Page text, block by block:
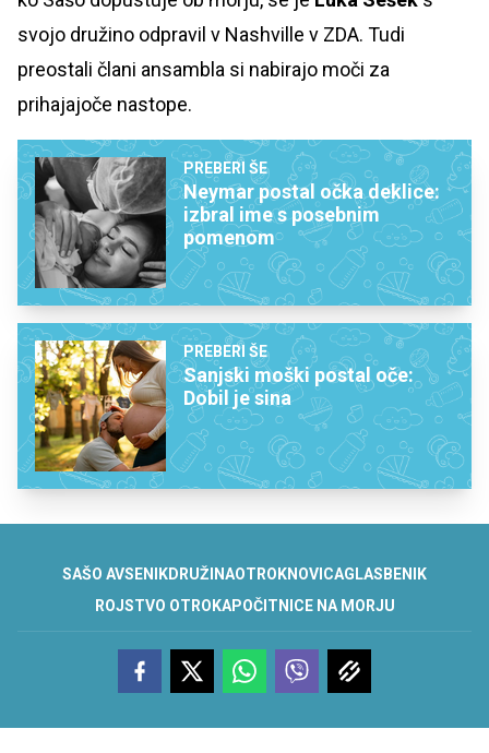
svojo družino odpravil v Nashville v ZDA. Tudi
preostali člani ansambla si nabirajo moči za
prihajajoče nastope.
PREBERI ŠE
Neymar postal očka deklice:
izbral ime s posebnim
pomenom
PREBERI ŠE
Sanjski moški postal oče:
Dobil je sina
SAŠO AVSENIKDRUŽINAOTROKNOVICAGLASBENIK
ROJSTVO OTROKAPOČITNICE NA MORJU